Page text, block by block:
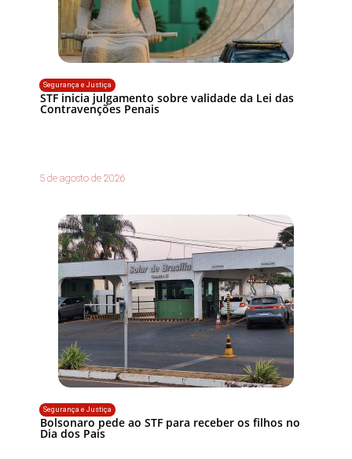
Segurança e Justiça
STF inicia julgamento sobre validade da Lei das
Contravenções Penais
5 de agosto de 2026
Segurança e Justiça
Bolsonaro pede ao STF para receber os filhos no
Dia dos Pais